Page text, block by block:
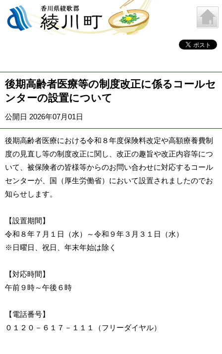
後期高齢者医療等の制度改正に係るコールセ
ンターの設置について
公開日 2026年07月01日
後期高齢者医療における令和８年度保険料改定や高額療養費制
度の見直し等の制度改正に関し、改正の趣旨や改正内容等につ
いて、被保険者の皆様等からのお問い合わせに対応するコール
センターが、国（厚生労働省）において設置されましたのでお
知らせします。
【設置期間】
令和８年７月１日（水）～令和９年３月３１日（水）
※日曜日、祝日、年末年始は除く
【対応時間】
午前９時～午後６時
【電話番号】
０１２０－６１７－１１１（フリーダイヤル）